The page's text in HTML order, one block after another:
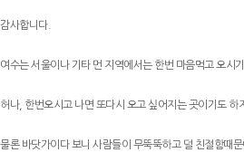
감사합니다.
여수는 서울이나 기타 먼 지역에서는 한번 마음먹고 오시
허나, 한번오시고 나면 또다시 오고 싶어지는 곳이기도 하
물론 바닷가이다 보니 사람들이 무뚝뚝하고 덜 친절함때